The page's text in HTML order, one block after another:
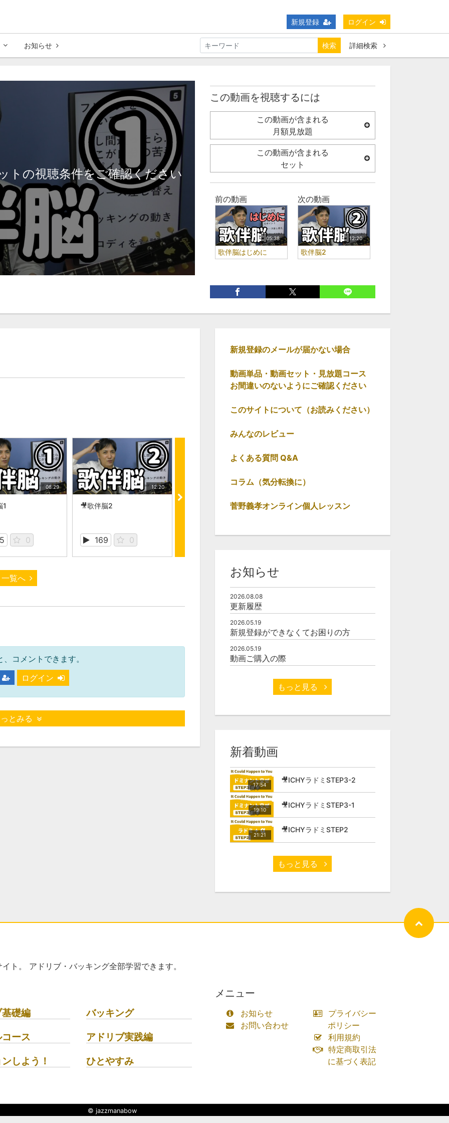
新規登録 ログイン
お知らせ 検索 詳細検索
トの視聴条件をご確認ください
この動画を視聴するには
この動画が含まれる
月額見放題
この動画が含まれる
セット
前の動画
05:38
歌伴脳はじめに
次の動画
12:20
歌伴脳2
08:29
1
0
12:20
🎥歌伴脳2
169 0
19:56
🎥歌伴脳4
一覧へ
コメントできます。
ログイン
とみる
新規登録のメールが届かない場合
動画単品・動画セット・見放題コース
お間違いのないようにご確認ください
このサイトについて（お読みください）
みんなのレビュー
よくある質問 Q&A
コラム（気分転換に）
菅野義孝オンライン個人レッスン
お知らせ
2026.08.08
更新履歴
2026.05.19
新規登録ができなくてお困りの方
2026.05.19
動画ご購入の際
もっと見る
新着動画
17:54
🎥ICHYラドミSTEP3-2
19:10
🎥ICHYラドミSTEP3-1
21:21
🎥ICHYラドミSTEP2
もっと見る
ト。 アドリブ・バッキング全部学習できます。
礎編
バッキング
ース
アドリブ実践編
しよう！
ひとやすみ
メニュー
お知らせ
お問い合わせ
プライバシー
ポリシー
利用規約
特定商取引法
に基づく表記
© jazzmanabow